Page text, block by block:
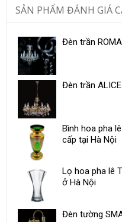
SẢN PHẨM ĐÁNH GIÁ
Đèn trần
Đèn trần ALICE
Bình hoa pha
cấp tại Hà Nội
Lọ hoa pha lê
ở Hà Nội
Đèn tường